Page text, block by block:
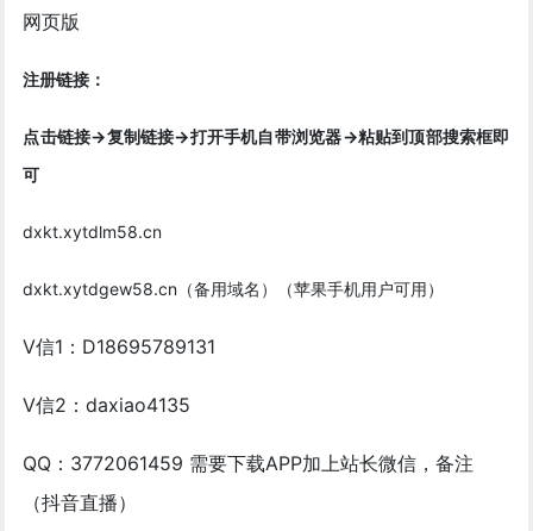
网页版
注册链接：
点击链接->复制链接->打开手机自带浏览器->粘贴到顶部搜索框即
可
dxkt.xytdlm58.cn
dxkt.xytdgew58.cn（备用域名）（苹果手机用户可用）
V信1：D18695789131
V信2：daxiao4135
QQ：3772061459 需要下载APP加上站长微信，备注
（抖音直播）